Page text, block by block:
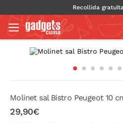
Recollida
Molinet sal Bistro Peugeot 10
29,90€